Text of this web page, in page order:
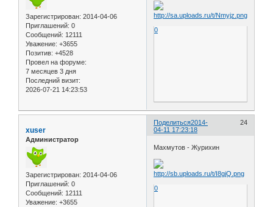
Зарегистрирован: 2014-04-06
Приглашений: 0
Сообщений: 12111
Уважение: +3655
Позитив: +4528
Провел на форуме:
7 месяцев 3 дня
Последний визит:
2026-07-21 14:23:53
0
Поделиться 24
2014-
04-11 17:23:18
xuser
Администратор
Зарегистрирован: 2014-04-06
Приглашений: 0
Сообщений: 12111
Уважение: +3655
Махмутов - Журихин
0